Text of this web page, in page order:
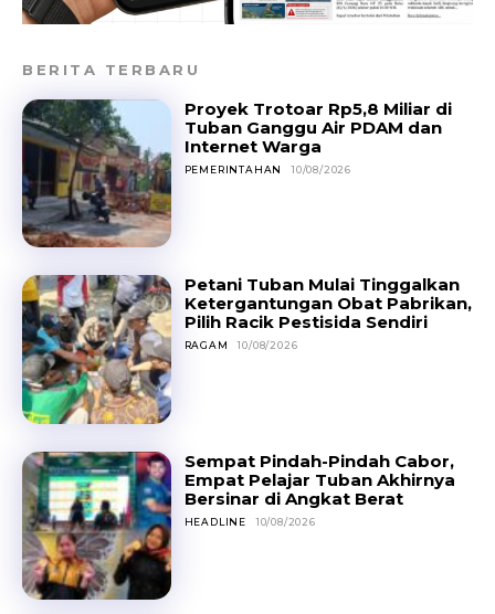
BERITA TERBARU
Proyek Trotoar Rp5,8 Miliar di
Tuban Ganggu Air PDAM dan
Internet Warga
PEMERINTAHAN 10/08/2026
Petani Tuban Mulai Tinggalkan
Ketergantungan Obat Pabrikan,
Pilih Racik Pestisida Sendiri
RAGAM 10/08/2026
Sempat Pindah-Pindah Cabor,
Empat Pelajar Tuban Akhirnya
Bersinar di Angkat Berat
HEADLINE 10/08/2026